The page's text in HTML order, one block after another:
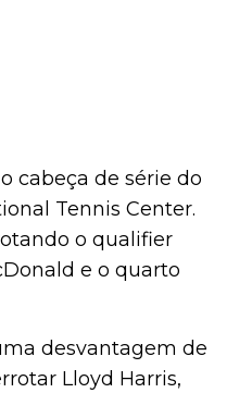
cabeça de série do
Tennis Center.
o qualifier
e o quarto
desvantagem de
Lloyd Harris,